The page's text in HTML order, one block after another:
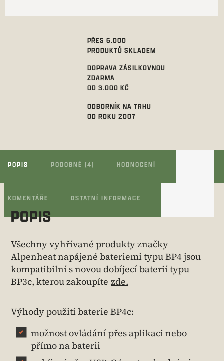
PŘES 6.000
PRODUKTŮ SKLADEM
DOPRAVA ZÁSILKOVNOU
ZDARMA
OD 3.000 KČ
ODBORNÍK NA TRHU
OD ROKU 2007
POPIS PODOBNÉ (4) HODNOCENÍ
KOMENTÁŘE OSTATNÍ INFORMACE
POPIS
Všechny vyhřívané produkty značky
Alpenheat napájené bateriemi typu BP4 jsou
kompatibilní s novou dobíjecí baterií typu
BP3c, kterou zakoupíte zde.
Výhody použití baterie BP4c:
možnost ovládání přes aplikaci nebo
přímo na baterii